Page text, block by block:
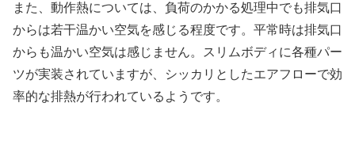
また、動作熱については、負荷のかかる処理中でも排気口
からは若干温かい空気を感じる程度です。平常時は排気口
からも温かい空気は感じません。スリムボディに各種パー
ツが実装されていますが、シッカリとしたエアフローで効
率的な排熱が行われているようです。